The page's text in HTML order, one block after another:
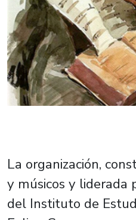
La organización,
y músicos y liderada
del Instituto de